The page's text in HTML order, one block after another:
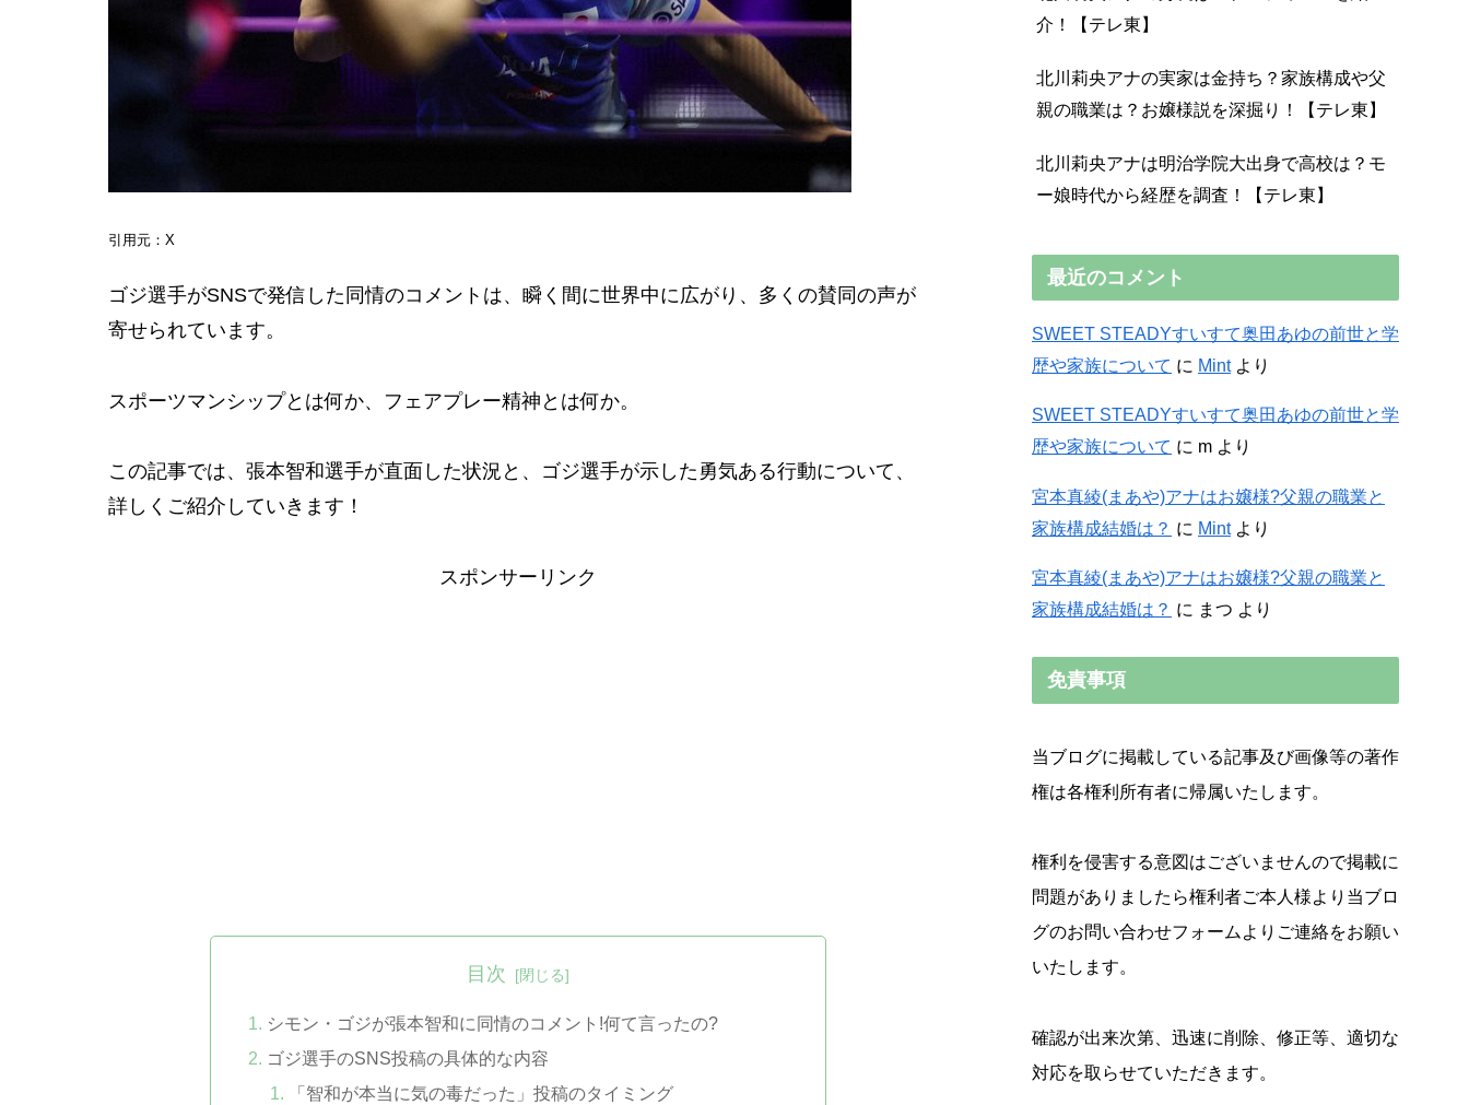
引用元：X
ゴジ選手がSNSで発信した同情のコメントは、瞬く間に世界中に広がり、多くの賛同の声が
寄せられています。
スポーツマンシップとは何か、フェアプレー精神とは何か。
この記事では、張本智和選手が直面した状況と、ゴジ選手が示した勇気ある行動について、
詳しくご紹介していきます！
スポンサーリンク
目次
シモン・ゴジが張本智和に同情のコメント!何て言ったの?
ゴジ選手のSNS投稿の具体的な内容
「智和が本当に気の毒だった」投稿のタイミング
介！【テレ東】
北川莉央アナの実家は金持ち？家族構成や父
親の職業は？お嬢様説を深掘り！【テレ東】
北川莉央アナは明治学院大出身で高校は？モ
ー娘時代から経歴を調査！【テレ東】
最近のコメント
SWEET STEADYすいすて奥田あゆの前世と学
歴や家族について に Mintより
SWEET STEADYすいすて奥田あゆの前世と学
歴や家族について に m より
宮本真綾(まあや)アナはお嬢様?父親の職業と
家族構成結婚は？ に Mintより
宮本真綾(まあや)アナはお嬢様?父親の職業と
家族構成結婚は？ に まつ より
免責事項
当ブログに掲載している記事及び画像等の著作
権は各権利所有者に帰属いたします。
権利を侵害する意図はございませんので掲載に
問題がありましたら権利者ご本人様より当ブロ
グのお問い合わせフォームよりご連絡をお願い
いたします。
確認が出来次第、迅速に削除、修正等、適切な
対応を取らせていただきます。